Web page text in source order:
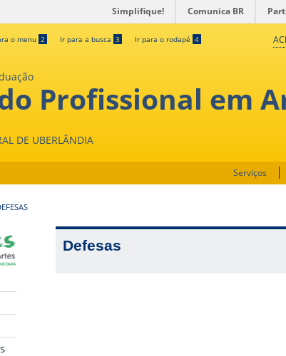
Simplifique! Comunica BR
o menu 2 Ir para a busca 3 Ir para o rodapé 4
Profissional em
DE UBERLÂNDIA
Serviços
Defesas